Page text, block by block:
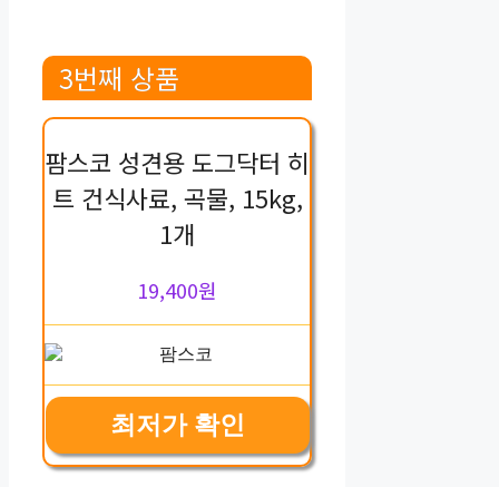
3번째 상품
팜스코 성견용 도그닥터 히
트 건식사료, 곡물, 15kg,
1개
19,400원
최저가 확인